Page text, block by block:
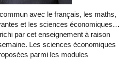
avec le français, les maths,
et les sciences économiques…
par cet enseignement à raison
Les sciences économiques
parmi les modules